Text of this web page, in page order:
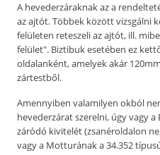
A hevederzáraknak az a
az ajtót. Többek között vizsgálni
felületen reteszeli az ajtót, ill.
felület". Biztibuk esetében ez
oldalanként, amelyek akár
zártestből.
Amennyiben valamilyen okból
hevederzárat szerelni, úgy vagy
záródó kivitelét (zsanéroldalon
vagy a Motturának a 34.352